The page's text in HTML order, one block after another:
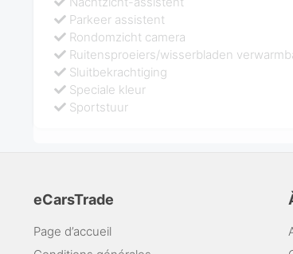
Parkeer assistent
Rondomzicht camera
Ruitensproeiers/wisserbladen
Sluitbekrachtiging
Speciale kleur
Sportstuur
eCarsTrade
Page d’accueil